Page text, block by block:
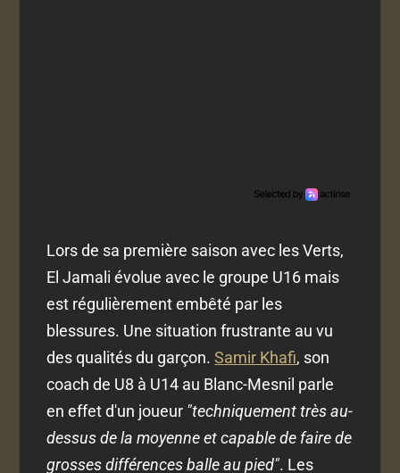
Lors de sa première saison avec les Verts,
El Jamali évolue avec le groupe U16 mais
est régulièrement embêté par les
blessures. Une situation frustrante au vu
des qualités du garçon.Samir Khafi, son
coach de U8 à U14 au Blanc-Mesnil parle
en effet d'un joueur "techniquement très au-
dessus de la moyenne et capable de faire de
grosses différences balle au pied". Les